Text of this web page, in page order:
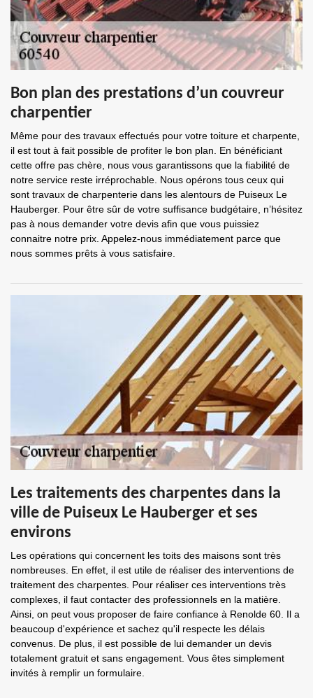
Bon plan des prestations d’un couvreur
charpentier
Même pour des travaux effectués pour votre toiture et charpente,
il est tout à fait possible de profiter le bon plan. En bénéficiant
cette offre pas chère, nous vous garantissons que la fiabilité de
notre service reste irréprochable. Nous opérons tous ceux qui
sont travaux de charpenterie dans les alentours de Puiseux Le
Hauberger. Pour être sûr de votre suffisance budgétaire, n’hésitez
pas à nous demander votre devis afin que vous puissiez
connaitre notre prix. Appelez-nous immédiatement parce que
nous sommes prêts à vous satisfaire.
Les traitements des charpentes dans la
ville de Puiseux Le Hauberger et ses
environs
Les opérations qui concernent les toits des maisons sont très
nombreuses. En effet, il est utile de réaliser des interventions de
traitement des charpentes. Pour réaliser ces interventions très
complexes, il faut contacter des professionnels en la matière.
Ainsi, on peut vous proposer de faire confiance à Renolde 60. Il a
beaucoup d'expérience et sachez qu'il respecte les délais
convenus. De plus, il est possible de lui demander un devis
totalement gratuit et sans engagement. Vous êtes simplement
invités à remplir un formulaire.